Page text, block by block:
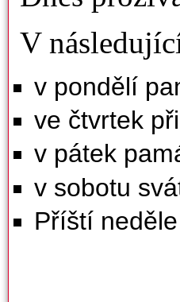
V
v pondělí
ve čtvrtek
v pátek
v sobotu
Příští